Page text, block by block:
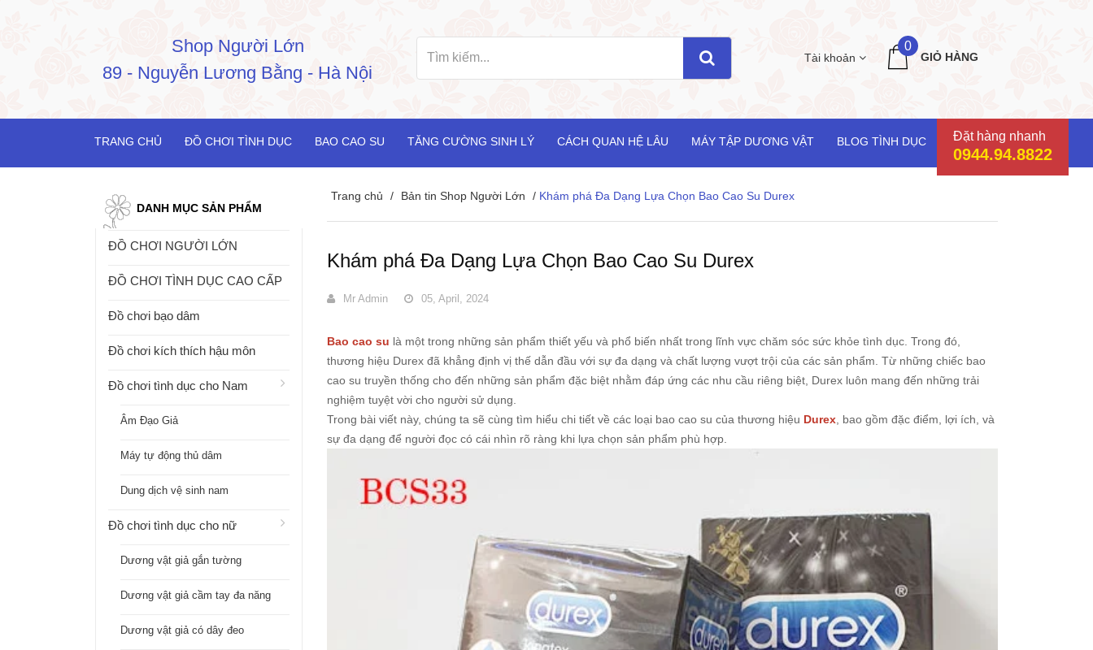
Shop Người Lớn
89 - Nguyễn Lương Bằng - Hà Nội
Tài khoản
0
GIỎ HÀNG
TRANG CHỦ ĐỒ CHƠI TÌNH DỤC BAO CAO SU TĂNG CƯỜNG SINH LÝ CÁCH QUAN HỆ LÂU MÁY TẬP DƯƠNG VẬT BLOG TÌNH DỤC Đặt hàng nhanh
0944.94.8822
Trang chủ / Bản tin Shop Người Lớn / Khám phá Đa Dạng Lựa Chọn Bao Cao Su Durex
Khám phá Đa Dạng Lựa Chọn Bao Cao Su Durex
Mr Admin 05, April, 2024
Bao cao su là một trong những sản phẩm thiết yếu và phổ biến nhất trong lĩnh vực chăm sóc sức khỏe tình dục. Trong đó,
thương hiệu Durex đã khẳng định vị thế dẫn đầu với sự đa dạng và chất lượng vượt trội của các sản phẩm. Từ những chiếc bao
cao su truyền thống cho đến những sản phẩm đặc biệt nhằm đáp ứng các nhu cầu riêng biệt, Durex luôn mang đến những trải
nghiệm tuyệt vời cho người sử dụng.
Trong bài viết này, chúng ta sẽ cùng tìm hiểu chi tiết về các loại bao cao su của thương hiệu Durex , bao gồm đặc điểm, lợi ích, và
sự đa dạng để người đọc có cái nhìn rõ ràng khi lựa chọn sản phẩm phù hợp.
DANH MỤC SẢN PHẨM
ĐỒ CHƠI NGƯỜI LỚN
ĐỒ CHƠI TÌNH DỤC CAO CẤP
Đồ chơi bạo dâm
Đồ chơi kích thích hậu môn
Đồ chơi tình dục cho Nam
Âm Đạo Giả
Máy tự động thủ dâm
Dung dịch vệ sinh nam
Đồ chơi tình dục cho nữ
Dương vật giả gắn tường
Dương vật giả cầm tay đa năng
Dương vật giả có dây đeo